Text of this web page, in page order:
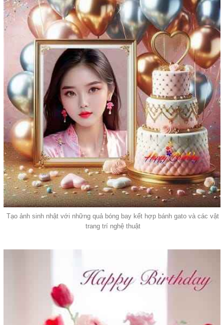
Tạo ảnh sinh nhật với những quả bóng bay kết hợp bánh gato và các vật
trang trí nghệ thuật